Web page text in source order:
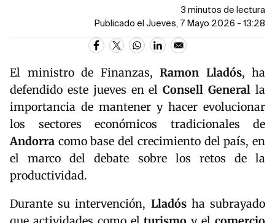
3 minutos de lectura
Publicado el Jueves, 7 Mayo 2026 - 13:28
El ministro de Finanzas, Ramon Lladós, ha
defendido este jueves en elConsell General la
importancia de mantener y hacer evolucionar
los sectores económicos tradicionales de
Andorra como base del crecimiento del país, en
el marco del debate sobre los retos de la
productividad.
Durante su intervención, Lladósha subrayado